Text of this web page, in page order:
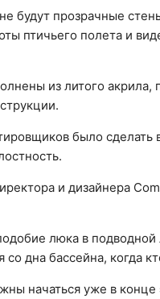
будут прозрачные
птичьего полета и
из литого акрила,
было
и дизайнера
люка в подводной
дна бассейна, когда
начаться уже в конце